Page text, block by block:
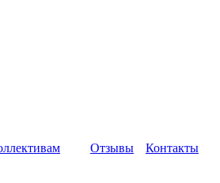
Отзывы Контакты